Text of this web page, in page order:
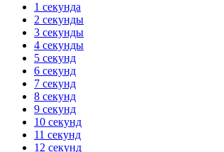
1 секунда
2 секунды
3 секунды
4 секунды
5 секунд
6 секунд
7 секунд
8 секунд
9 секунд
10 секунд
11 секунд
12 секунд